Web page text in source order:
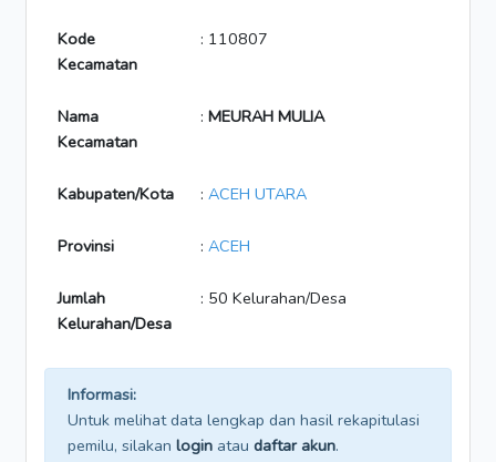
Kode
Kecamatan
: 110807
Nama
Kecamatan
: MEURAH MULIA
Kabupaten/Kota : ACEH UTARA
Provinsi : ACEH
Jumlah
Kelurahan/Desa
: 50 Kelurahan/Desa
Informasi:
Untuk melihat data lengkap dan hasil rekapitulasi
pemilu, silakan login atau daftar akun.